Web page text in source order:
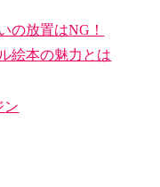
の放置はNG！
絵本の魅力とは
ン